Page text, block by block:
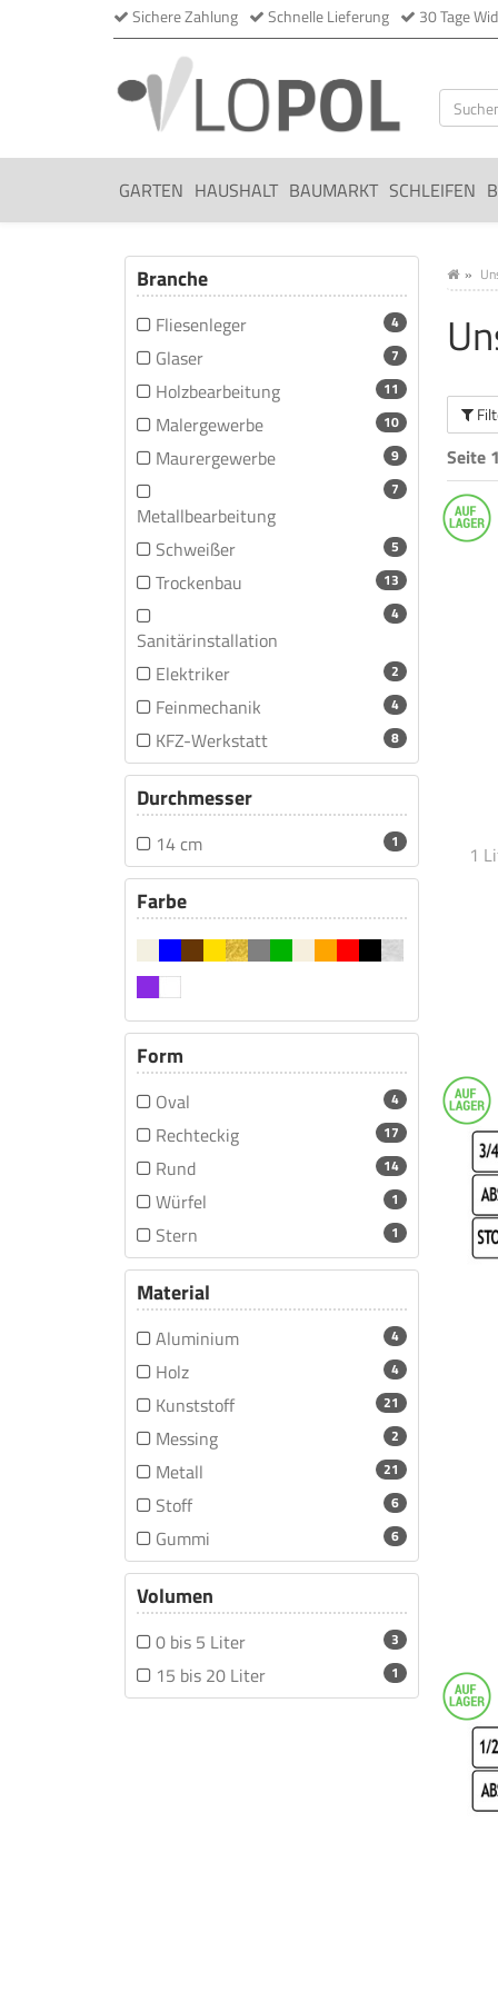
Sichere Zahlung Schnelle Lieferung 30 Tage
GARTEN HAUSHALT BAUMARKT SCHLEIFEN
Seite
1
Branche
4
Fliesenleger
7
Glaser
11
Holzbearbeitung
10
Malergewerbe
9
Maurergewerbe
7
Metallbearbeitung
5
Schweißer
13
Trockenbau
4
Sanitärinstallation
2
Elektriker
4
Feinmechanik
8
KFZ-Werkstatt
Durchmesser
1
14 cm
Farbe
Form
4
Oval
17
Rechteckig
14
Rund
1
Würfel
1
Stern
Material
4
Aluminium
4
Holz
21
Kunststoff
2
Messing
21
Metall
6
Stoff
6
Gummi
Volumen
3
0 bis 5 Liter
1
15 bis 20 Liter